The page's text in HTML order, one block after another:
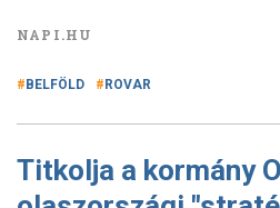
NAPI.HU
BELFÖLD ROVAR
Titkolja a kormány